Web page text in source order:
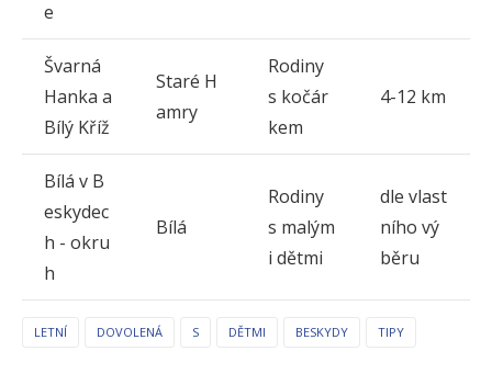
e
Švarná
Hanka a
Bílý Kříž
Staré H
amry
Rodiny
s kočár
kem
4-12 km
Bílá v B
eskydec
h - okru
h
Bílá
Rodiny
s malým
i dětmi
dle vlast
ního vý
běru
LETNÍ DOVOLENÁ S DĚTMI BESKYDY TIPY